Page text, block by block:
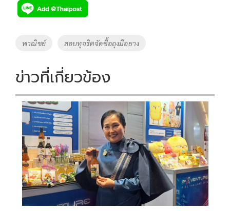
e
b
o
k
tt
er
p
y
Li
k
Tags
พาณิชย์ สอบทุจริตจัดซื้อถุงมือยาง
ข่าวที่เกี่ยวข้อง